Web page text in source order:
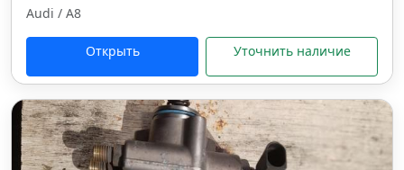
Audi / A8
Открыть Уточнить наличие